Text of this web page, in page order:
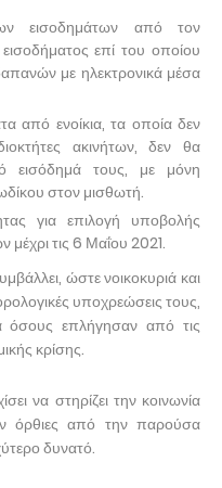
εισοδημάτων από τον
επί του οποίου
με ηλεκτρονικά μέσα
από ενοίκια, τα οποία δεν
ακινήτων, δεν θα
εισόδημά τους, με μόνη
στον μισθωτή.
για επιλογή υποβολής
τις 6 Μαΐου 2021.
ώστε νοικοκυριά και
υποχρεώσεις τους,
όσους επλήγησαν από τις
κρίσης.
να στηρίζει την κοινωνία
όρθιες από την παρούσα
δυνατό.